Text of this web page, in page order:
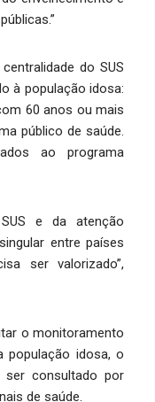
do SUS
à população idosa:
60 anos ou mais
público de saúde.
ao programa
e da atenção
entre países
ser valorizado”,
o monitoramento
população idosa, o
ser consultado por
de saúde.